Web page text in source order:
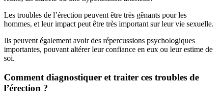
Les troubles de l’érection peuvent être très gênants pour les
hommes, et leur impact peut être très important sur leur vie sexuelle.
Ils peuvent également avoir des répercussions psychologiques
importantes, pouvant altérer leur confiance en eux ou leur estime de
soi.
Comment diagnostiquer et traiter ces troubles de
l’érection ?